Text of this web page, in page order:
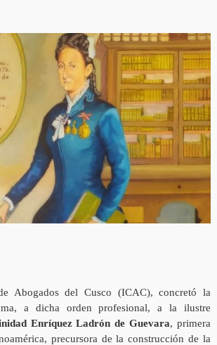
Abogados del Cusco (ICAC), concretó la
a dicha orden profesional, a la ilustre
Enríquez Ladrón de Guevara, primera
precursora de la construcción de la